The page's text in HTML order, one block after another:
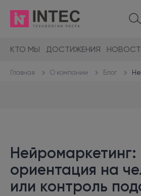
КТО МЫ ДОСТИЖЕНИЯ
Главная О компании Блог
Нейромаркетинг:
ориентация на
или контроль